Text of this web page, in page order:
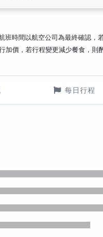
班時間以航空公司為最終確認，
加價，若行程變更減少餐食，則
每日行程